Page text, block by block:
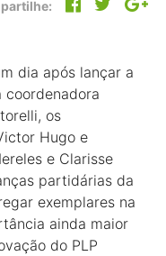
dia após lançar a
coordenadora
os
Hugo e
e Clarisse
partidárias da
exemplares na
ainda maior
do PLP